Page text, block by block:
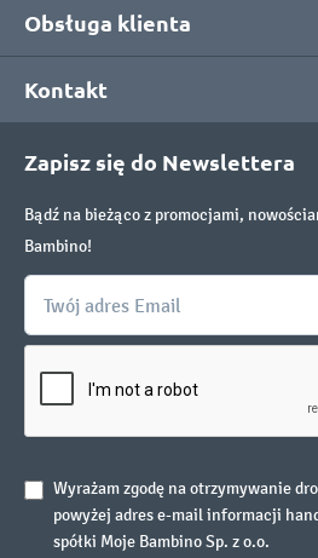
Obsługa klienta
Kontakt
Zapisz się do Newslettera
Bądź na bieżąco z promocjami,
Bambino!
Wyrażam zgodę na otrzymywanie
powyżej adres e-mail informacji
spółki Moje Bambino Sp. z o.o.